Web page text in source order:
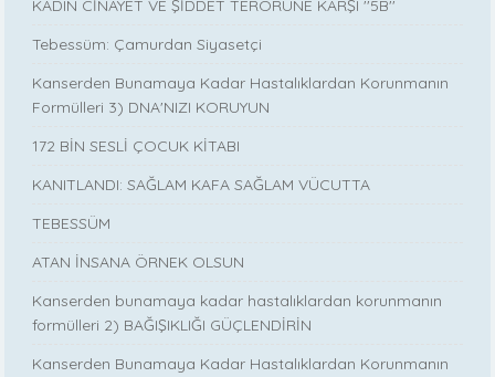
KADIN CİNAYET VE ŞİDDET TERÖRÜNE KARŞI ''5B''
Tebessüm: Çamurdan Siyasetçi
Kanserden Bunamaya Kadar Hastalıklardan Korunmanın
Formülleri 3) DNA'NIZI KORUYUN
172 BİN SESLİ ÇOCUK KİTABI
KANITLANDI: SAĞLAM KAFA SAĞLAM VÜCUTTA
TEBESSÜM
ATAN İNSANA ÖRNEK OLSUN
Kanserden bunamaya kadar hastalıklardan korunmanın
formülleri 2) BAĞIŞIKLIĞI GÜÇLENDİRİN
Kanserden Bunamaya Kadar Hastalıklardan Korunmanın